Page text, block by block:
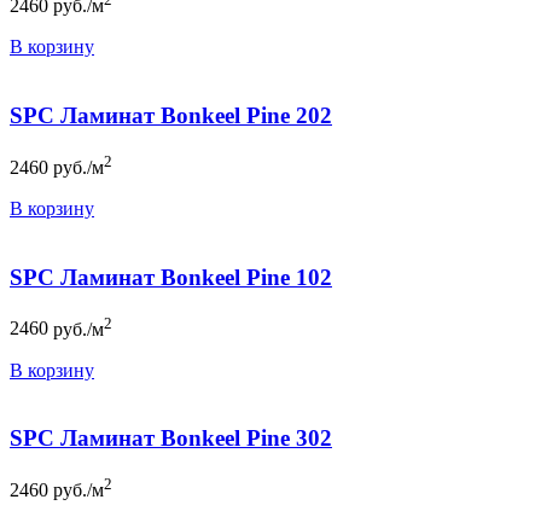
2460 руб./м
В корзину
SPC Ламинат Bonkeel Pine 202
2460 руб./м2
В корзину
SPC Ламинат Bonkeel Pine 102
2460 руб./м2
В корзину
SPC Ламинат Bonkeel Pine 302
2460 руб./м2